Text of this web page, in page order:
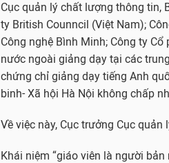
Cục quản lý chất lượng thông tin,
ty British Counncil (Việt Nam);
Công nghệ Bình Minh; Công ty
nước ngoài giảng dạy tại các
chứng chỉ giảng dạy tiếng Anh
binh- Xã hội Hà Nội không chấp
Về việc này, Cục trưởng Cục
Khái niệm “giáo viên là người